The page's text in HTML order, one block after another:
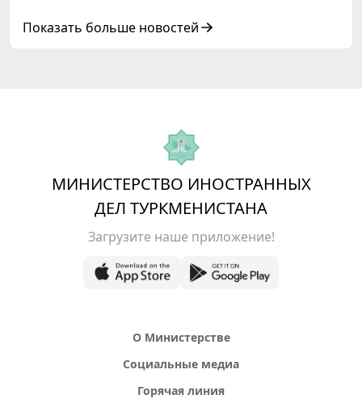
сотрудничества «Центральная Азия –
Показать больше новостей
МИНИСТЕРСТВО ИНОСТРАННЫХ
ДЕЛ ТУРКМЕНИСТАНА
Загрузите наше приложение!
О Министерстве
Социальные медиа
Горячая линия